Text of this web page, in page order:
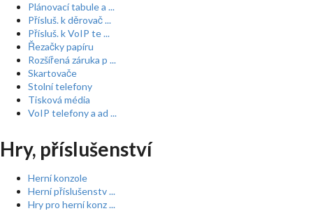
Plánovací tabule a ...
Přísluš. k děrovač ...
Přísluš. k VoIP te ...
Řezačky papíru
Rozšířená záruka p ...
Skartovače
Stolní telefony
Tisková média
VoIP telefony a ad ...
Hry, příslušenství
Herní konzole
Herní příslušenstv ...
Hry pro herní konz ...